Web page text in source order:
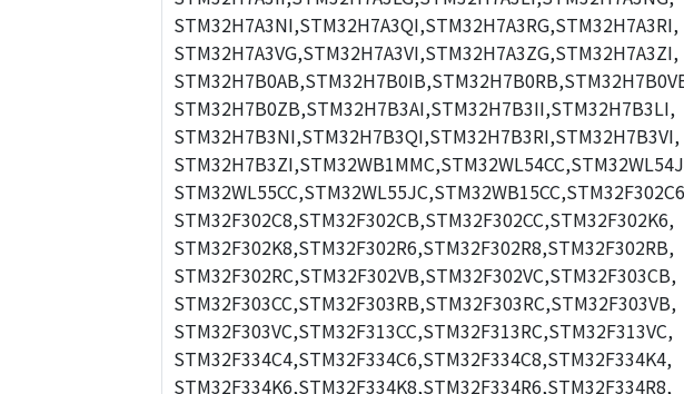
STM32H7A3NI,STM32H7A3QI,STM32H7A3RG,STM32H7A3RI,
STM32H7A3VG,STM32H7A3VI,STM32H7A3ZG,STM32H7A3ZI,
STM32H7B0ZB,STM32H7B3AI,STM32H7B3II,STM32H7B3LI,
STM32H7B3NI,STM32H7B3QI,STM32H7B3RI,STM32H7B3VI,
STM32F302C8,STM32F302CB,STM32F302CC,STM32F302K6,
STM32F302K8,STM32F302R6,STM32F302R8,STM32F302RB,
STM32F302RC,STM32F302VB,STM32F302VC,STM32F303CB,
STM32F303CC,STM32F303RB,STM32F303RC,STM32F303VB,
STM32F303VC,STM32F313CC,STM32F313RC,STM32F313VC,
STM32F334C4,STM32F334C6,STM32F334C8,STM32F334K4,
STM32F334K6,STM32F334K8,STM32F334R6,STM32F334R8,